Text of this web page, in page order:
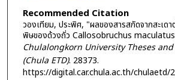
Recommended Citation
วองเทียม, ประพิศ, "ผลของสารสกัดจากสะเดา
พิษของด้วงถั่ว Callosobruchus
Chulalongkorn University Theses
(Chula ETD). 28373.
https://digital.car.chula.ac.th/chulaetd/